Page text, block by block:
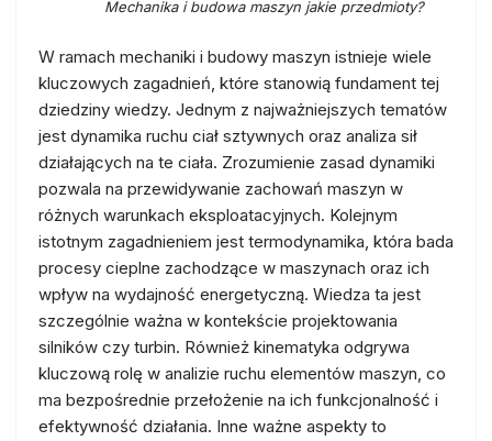
Mechanika i budowa maszyn jakie przedmioty?
W ramach mechaniki i budowy maszyn istnieje wiele
kluczowych zagadnień, które stanowią fundament tej
dziedziny wiedzy. Jednym z najważniejszych tematów
jest dynamika ruchu ciał sztywnych oraz analiza sił
działających na te ciała. Zrozumienie zasad dynamiki
pozwala na przewidywanie zachowań maszyn w
różnych warunkach eksploatacyjnych. Kolejnym
istotnym zagadnieniem jest termodynamika, która bada
procesy cieplne zachodzące w maszynach oraz ich
wpływ na wydajność energetyczną. Wiedza ta jest
szczególnie ważna w kontekście projektowania
silników czy turbin. Również kinematyka odgrywa
kluczową rolę w analizie ruchu elementów maszyn, co
ma bezpośrednie przełożenie na ich funkcjonalność i
efektywność działania. Inne ważne aspekty to